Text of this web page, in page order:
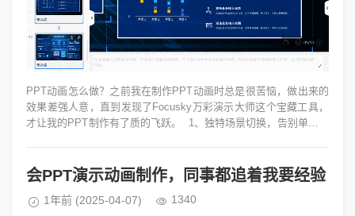
PPT动画怎么做？之前我在制作PPT动画时总是很苦恼，做出来的
效果差强人意，直到发现了Focusky万彩演示大师这个宝藏工具，
才让我的PPT制作有了质的飞跃。 1、独特场景切换，告别单调翻
会PPT演示动画制作，同事都追着我要经验
1年前 (2025-04-07) 1340